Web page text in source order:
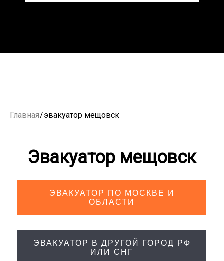
Главная/эвакуатор мещовск
Эвакуатор мещовск
ЭВАКУАТОР ПО МОСКВЕ И
ОБЛАСТИ
ЭВАКУАТОР В ДРУГОЙ ГОРОД РФ
ИЛИ СНГ